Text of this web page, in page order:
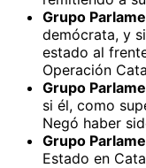
Grupo
demócrata, y
estado al
Operación
Grupo
si él, como
Negó haber
Grupo
Estado en